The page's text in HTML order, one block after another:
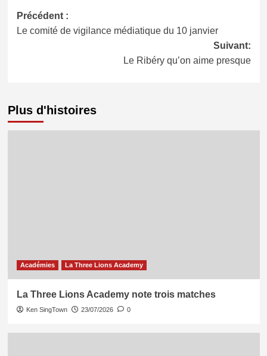
Navigation
d’article
Précédent :
Le comité de vigilance médiatique du 10 janvier
Suivant:
Le Ribéry qu’on aime presque
Plus d'histoires
Académies La Three Lions Academy
La Three Lions Academy note trois matches
Ken SingTown 23/07/2026 0